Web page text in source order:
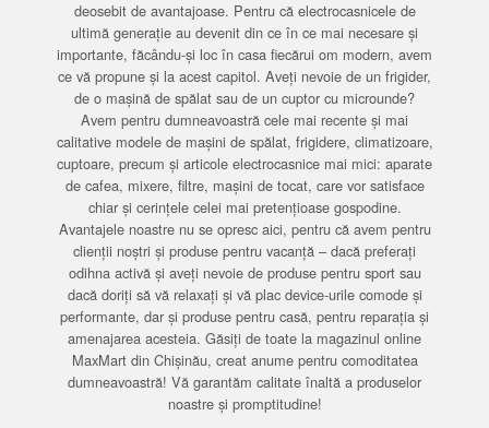
deosebit de avantajoase. Pentru că electrocasnicele de
ultimă generație au devenit din ce în ce mai necesare și
importante, făcându-și loc în casa fiecărui om modern, avem
ce vă propune și la acest capitol. Aveți nevoie de un frigider,
de o mașină de spălat sau de un cuptor cu microunde?
Avem pentru dumneavoastră cele mai recente și mai
calitative modele de mașini de spălat, frigidere, climatizoare,
cuptoare, precum și articole electrocasnice mai mici: aparate
de cafea, mixere, filtre, mașini de tocat, care vor satisface
chiar și cerințele celei mai pretențioase gospodine.
Avantajele noastre nu se opresc aici, pentru că avem pentru
clienții noștri și produse pentru vacanță – dacă preferați
odihna activă și aveți nevoie de produse pentru sport sau
dacă doriți să vă relaxați și vă plac device-urile comode și
performante, dar și produse pentru casă, pentru reparația și
amenajarea acesteia. Găsiți de toate la magazinul online
MaxMart din Chișinău, creat anume pentru comoditatea
dumneavoastră! Vă garantăm calitate înaltă a produselor
noastre și promptitudine!